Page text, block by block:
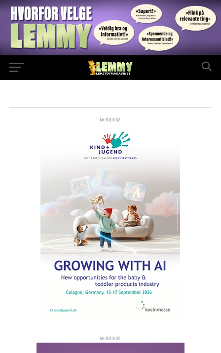
ANNONSE
ANNONSE